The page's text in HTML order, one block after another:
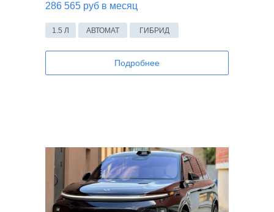
286 565 руб в месяц
Подробнее
1.5 Л АВТОМАТ ГИБРИД